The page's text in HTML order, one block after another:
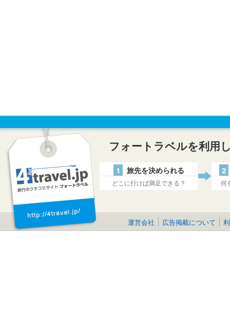
フォートラベルを利用
1 旅先を決められる
どこに行けば満足できる？
2
何
運営会社 広告掲載について